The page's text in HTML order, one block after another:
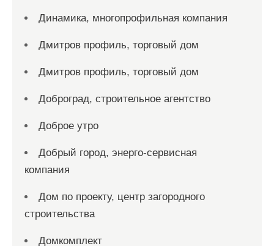
Динамика, многопрофильная компания
Дмитров профиль, торговый дом
Дмитров профиль, торговый дом
Доброград, строительное агентство
Доброе утро
Добрый город, энерго-сервисная
компания
Дом по проекту, центр загородного
строительства
Домкомплект